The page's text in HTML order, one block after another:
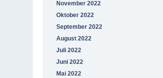
November 2022
Oktober 2022
September 2022
August 2022
Juli 2022
Juni 2022
Mai 2022